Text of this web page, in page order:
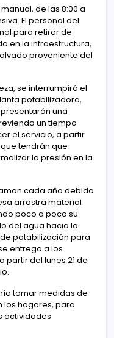
de las 8:00 a
El personal del
para retirar de
en la infraestructura,
proveniente del
se interrumpirá el
potabilizadora,
una
un tiempo
el servicio, a partir
tendrán que
la presión en la
cada año debido
arrastra material
poco a poco su
del agua hacia la
potabilización para
entrega a los
partir del lunes 21 de
tomar medidas de
los hogares, para
actividades